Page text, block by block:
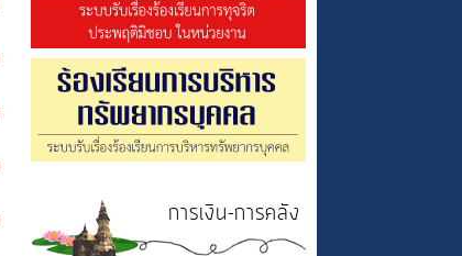
การเงิน-การคลัง